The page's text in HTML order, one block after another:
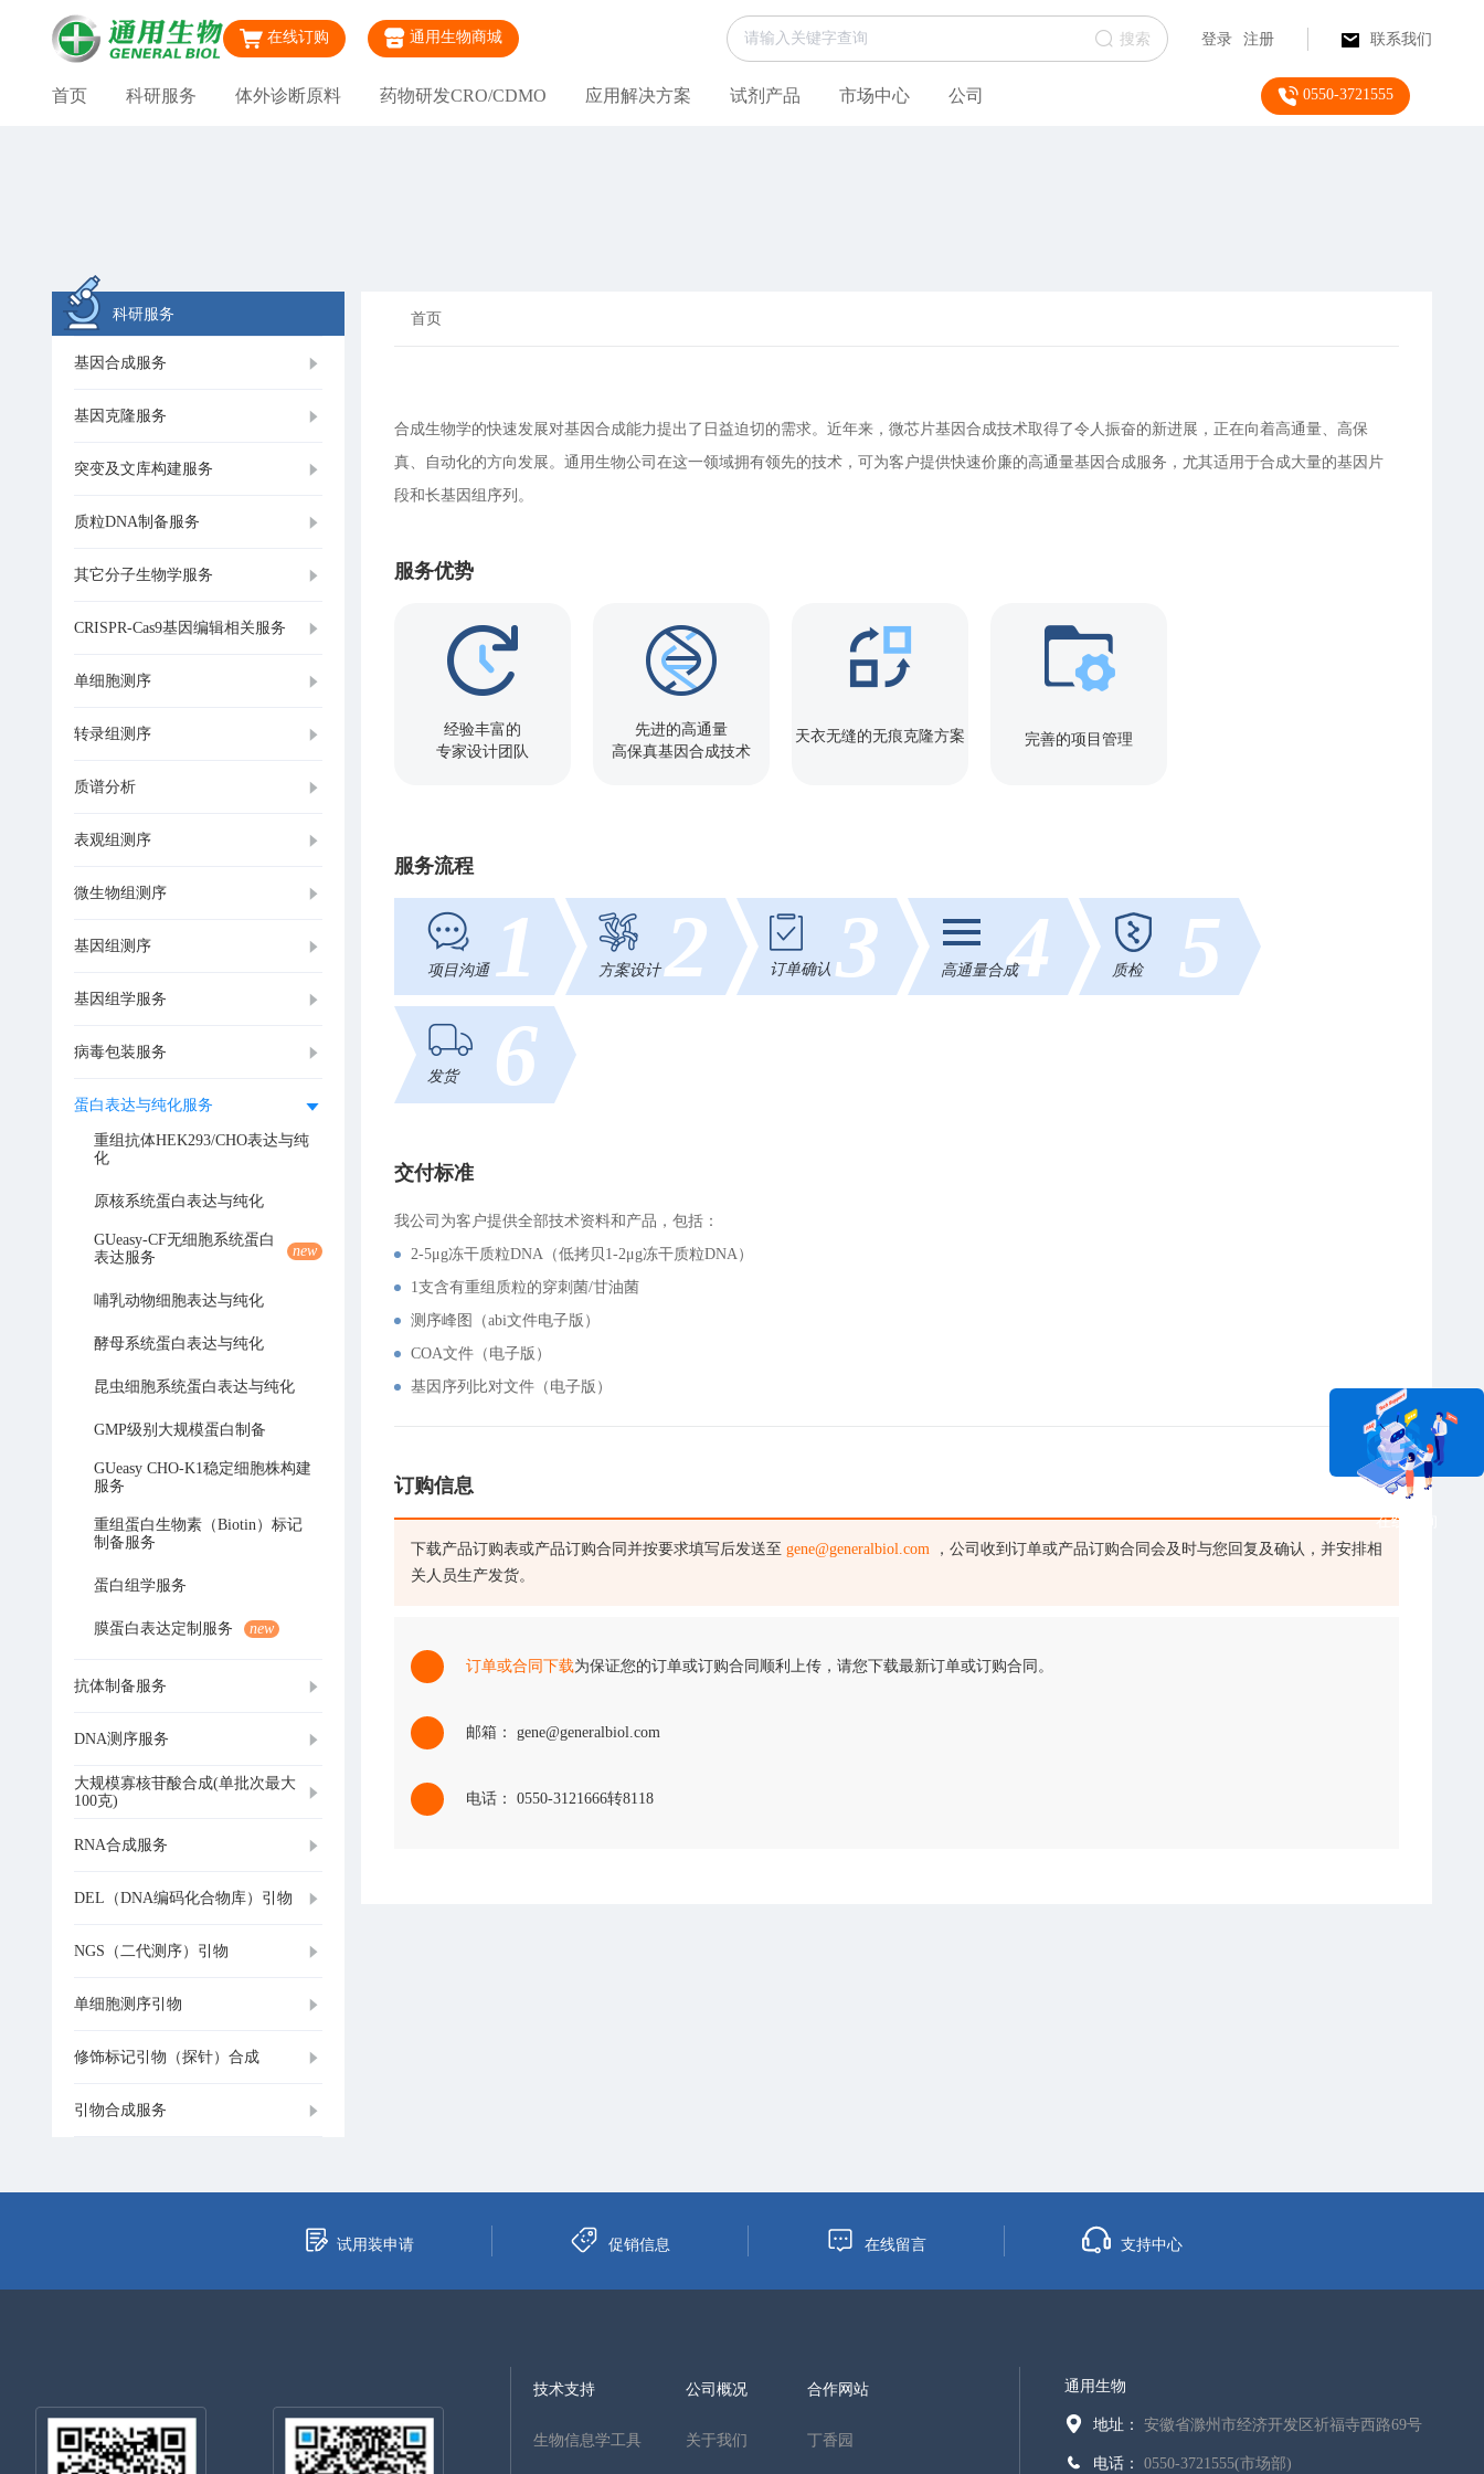
在线订购 通用生物商城 搜索 登录 注册 联系我们
首页 科研服务 体外诊断原料 药物研发CRO/CDMO 应用解决方案 试剂产品 市场中心 公司 0550-3721555
科研服务
基因合成服务
基因克隆服务
突变及文库构建服务
质粒DNA制备服务
其它分子生物学服务
CRISPR-Cas9基因编辑相关服务
单细胞测序
转录组测序
质谱分析
表观组测序
微生物组测序
基因组测序
基因组学服务
病毒包装服务
蛋白表达与纯化服务
重组抗体HEK293/CHO表达与纯
化
原核系统蛋白表达与纯化
GUeasy-CF无细胞系统蛋白
表达服务
new
哺乳动物细胞表达与纯化
酵母系统蛋白表达与纯化
昆虫细胞系统蛋白表达与纯化
GMP级别大规模蛋白制备
GUeasy CHO-K1稳定细胞株构建
服务
重组蛋白生物素（Biotin）标记
制备服务
蛋白组学服务
膜蛋白表达定制服务 new
抗体制备服务
DNA测序服务
大规模寡核苷酸合成(单批次最大
100克)
RNA合成服务
DEL（DNA编码化合物库）引物
NGS（二代测序）引物
单细胞测序引物
修饰标记引物（探针）合成
引物合成服务
首页
合成生物学的快速发展对基因合成能力提出了日益迫切的需求。近年来，微芯片基因合成技术取得了令人振奋的新进展，正在向着高通量、高保
真、自动化的方向发展。通用生物公司在这一领域拥有领先的技术，可为客户提供快速价廉的高通量基因合成服务，尤其适用于合成大量的基因片
段和长基因组序列。
服务优势
经验丰富的
专家设计团队
先进的高通量
高保真基因合成技术
天衣无缝的无痕克隆方案 完善的项目管理
服务流程
项目沟通 1 方案设计 2 订单确认 3 高通量合成4 质检 5
发货 6
交付标准
我公司为客户提供全部技术资料和产品，包括：
2-5μg冻干质粒DNA（低拷贝1-2μg冻干质粒DNA）
1支含有重组质粒的穿刺菌/甘油菌
测序峰图（abi文件电子版）
COA文件（电子版）
基因序列比对文件（电子版）
订购信息
下载产品订购表或产品订购合同并按要求填写后发送至 gene@generalbiol.com ，公司收到订单或产品订购合同会及时与您回复及确认，并安排相
关人员生产发货。
订单或合同下载为保证您的订单或订购合同顺利上传，请您下载最新订单或订购合同。
邮箱： gene@generalbiol.com
电话： 0550-3121666转8118
试用装申请 促销信息 在线留言 支持中心
技术支持
生物信息学工具
公司概况
关于我们
合作网站
丁香园
通用生物
地址： 安徽省滁州市经济开发区祈福寺西路69号
电话： 0550-3721555(市场部)
在线咨询